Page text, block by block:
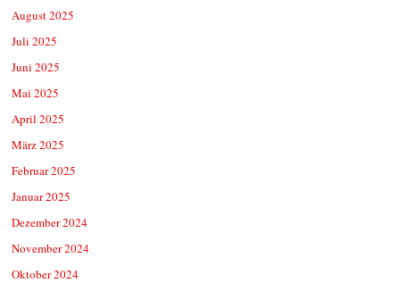
August 2025
Juli 2025
Juni 2025
Mai 2025
April 2025
März 2025
Februar 2025
Januar 2025
Dezember 2024
November 2024
Oktober 2024